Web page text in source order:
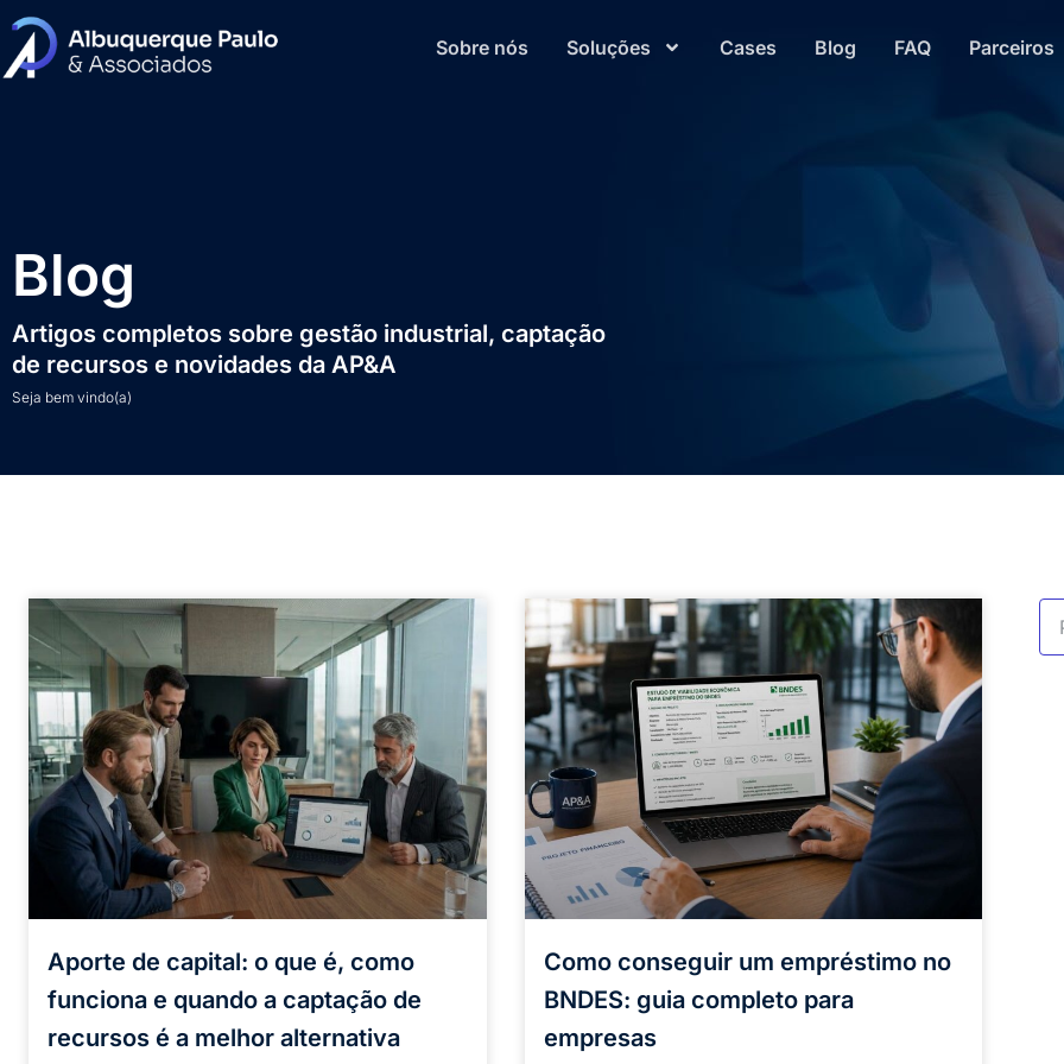
Sobre nós Soluções Cases Blog FAQ Parceiros
Blog
Artigos completos sobre gestão industrial, captação
de recursos e novidades da AP&A
Seja bem vindo(a)
Aporte de capital: o que é, como
funciona e quando a captação de
recursos é a melhor alternativa
Como conseguir um empréstimo no
BNDES: guia completo para
empresas